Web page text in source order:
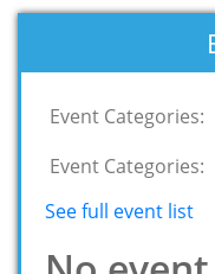
Event Categories:
Event Categories:
See full event list